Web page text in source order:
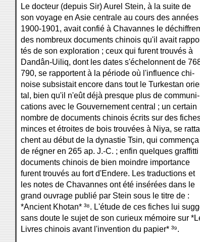
Le docteur (depuis Sir) Aurel Stein, à la suite de
son voyage en Asie centrale au cours des années
1900-1901, avait confié à Chavannes le
des nombreux documents chinois qu'il avait
tés de son exploration ; ceux qui furent trouvés à
Dandân-Uiliq, dont les dates s'échelonnent de
790, se rapportent à la période où l'influence chi-
noise subsistait encore dans tout le Turkestan
tal, bien qu'il n'eût déjà presque plus de communi-
cations avec le Gouvernement central ; un certain
nombre de documents chinois écrits sur des
minces et étroites de bois trouvées à Niya, se
chent au début de la dynastie Tsin, qui commença
de régner en 265 ap. J.-C. ; enfin quelques graffitti
documents chinois de bien moindre importance
furent trouvés au fort d'Endere. Les traductions et
les notes de Chavannes ont été insérées dans le
grand ouvrage publié par Stein sous le titre de :
*Ancient Khotan* ³⁸. L'étude de ces fiches lui
sans doute le sujet de son curieux mémoire sur
Livres chinois avant l'invention du papier* ³⁹.